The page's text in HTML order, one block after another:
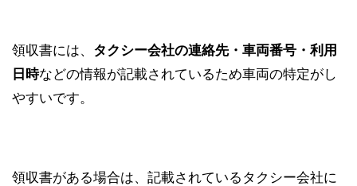
領収書には、 タクシー会社の連絡先・車両番号・利用
日時などの情報が記載されているため車両の特定がし
やすいです。
領収書がある場合は、記載されているタクシー会社に